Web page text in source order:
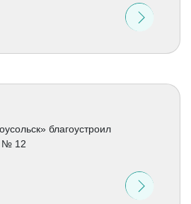
благоустроил
№ 12